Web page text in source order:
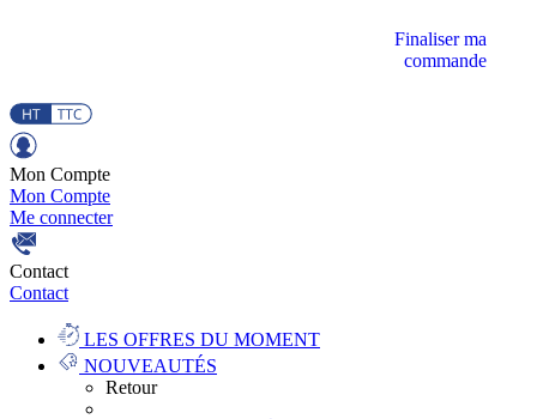
Finaliser ma
commande
Mon Compte
Mon Compte
Me connecter
Contact
Contact
LES OFFRES DU MOMENT
NOUVEAUTÉS
Retour